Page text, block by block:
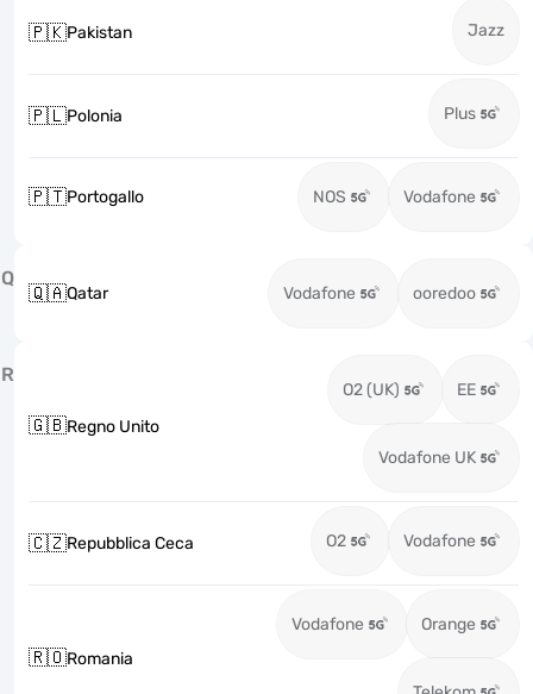
🇵🇰Pakistan Jazz
🇵🇱Polonia Plus
🇵🇹Portogallo NOS Vodafone
Q
🇶🇦Qatar Vodafone ooredoo
R
🇬🇧Regno Unito
O2 (UK) EE
Vodafone UK
🇨🇿Repubblica Ceca O2 Vodafone
🇷🇴Romania
Vodafone Orange